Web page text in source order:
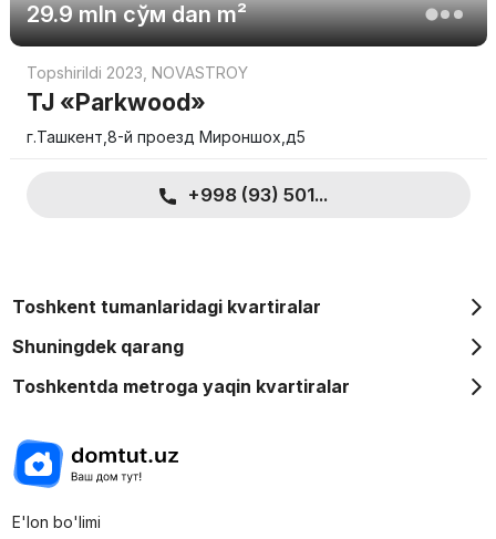
29.9 mln сўмdan m²
Topshirildi 2023 NOVASTROY
TJ «Parkwood»
г.Ташкент,8-й проезд Мироншох,д5
+998 (93) 501...
Toshkent tumanlaridagi kvartiralar
Shuningdek qarang
Toshkentda metroga yaqin kvartiralar
E'lon bo'limi